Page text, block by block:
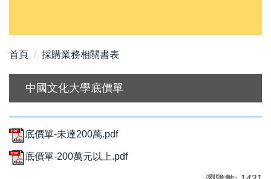
首頁 採購業務相關書表
中國文化大學底價單
底價單-未達200萬.pdf
底價單-200萬元以上.pdf